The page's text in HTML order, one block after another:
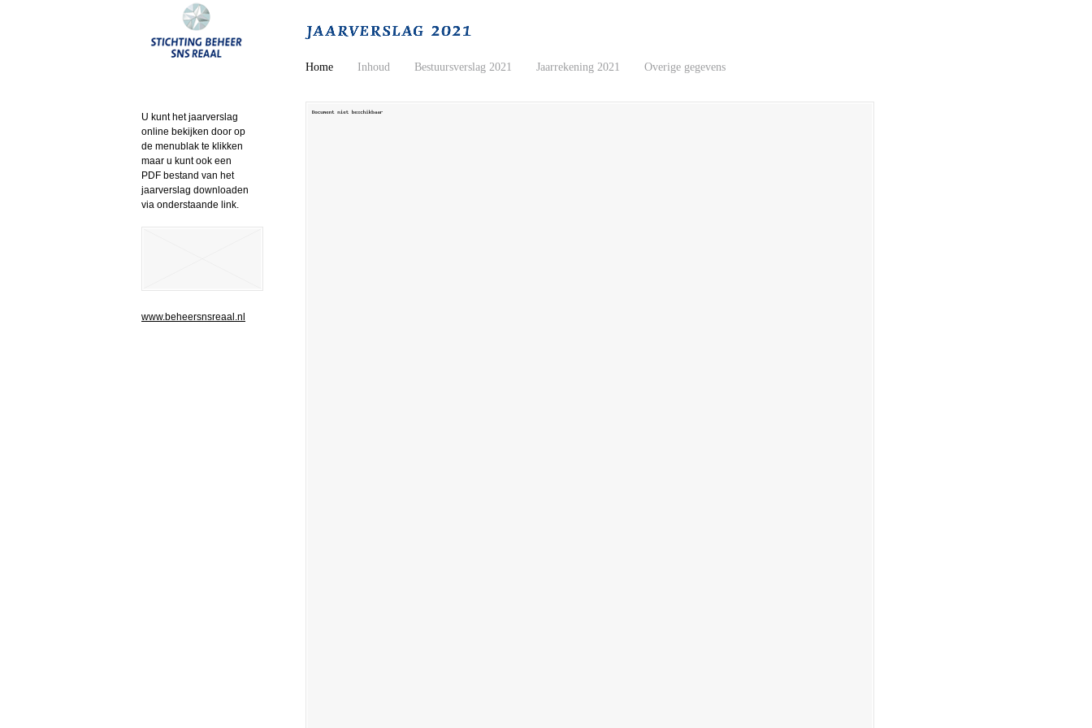
U kunt het jaarverslag
online bekijken door op
de menublak te klikken
maar u kunt ook een
PDF bestand van het
jaarverslag downloaden
via onderstaande link.
www.beheersnsreaal.nl
Home Inhoud Bestuursverslag 2021 Jaarrekening 2021 Overige gegevens